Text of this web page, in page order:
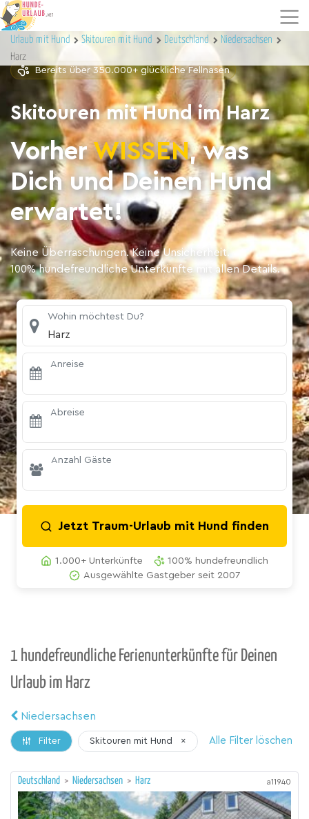
Urlaub mit Hund Skitouren mit Hund Deutschland
Niedersachsen
Harz
Bereits über 350.000+ glückliche Fellnasen
Skitouren mit Hund im Harz
VorherWISSEN, was
Dich und Deinen Hund
erwartet!
Keine Überraschungen. Keine Unsicherheit.
100% hundefreundliche Unterkünfte mit allen Details.
Wohin möchtest Du?
Harz
Anreise
Abreise
Anzahl Gäste
Jetzt Traum-Urlaub mit Hund finden
1.000+ Unterkünfte
100% hundefreundlich
Ausgewählte Gastgeber seit 2007
1 hundefreundliche Ferienunterkünfte für Deinen
Urlaub im Harz
Niedersachsen
Filter Skitouren mit Hund × Alle Filter löschen
Deutschland > Niedersachsen > Harz a11940